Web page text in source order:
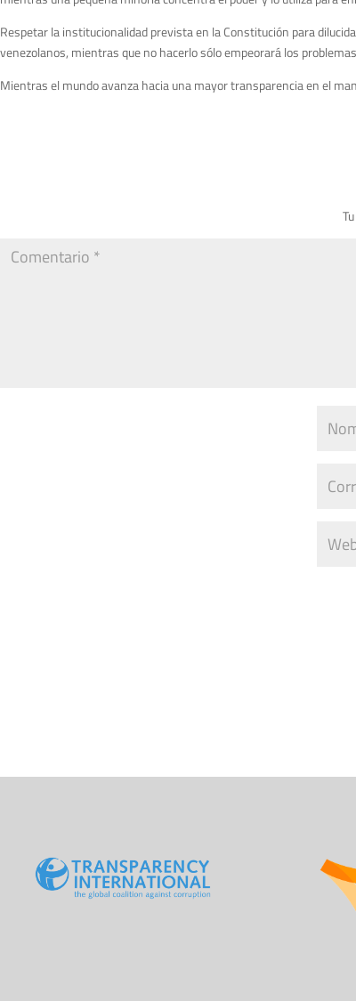
Respetar la institucionalidad prevista en la Constitución para
venezolanos, mientras que no hacerlo sólo empeorará los
Mientras el mundo avanza hacia una mayor transparencia en el